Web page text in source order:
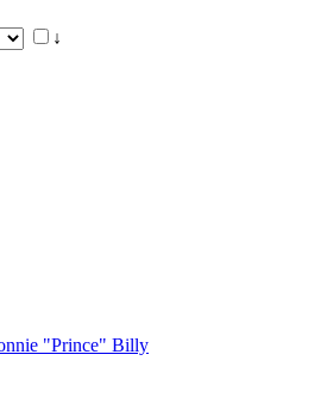
↓
"Prince" Billy